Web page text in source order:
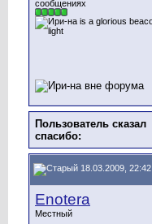
сообщениях
Пользователь сказал
cпасибо:
18.03.2009, 22:42
Enotera
Местный